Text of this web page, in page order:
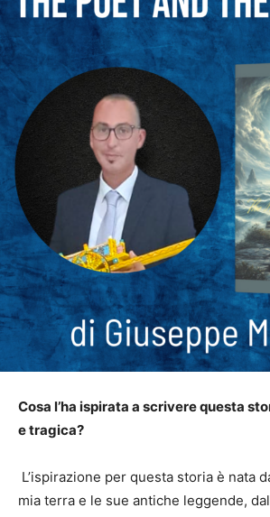
Cosa l’ha ispirata a scrivere questa
e tragica?
L’ispirazione per questa storia è nata
mia terra e le sue antiche leggende,